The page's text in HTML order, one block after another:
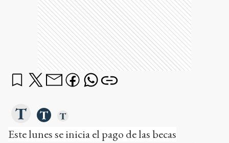
Este lunes se inicia el pago de las becas